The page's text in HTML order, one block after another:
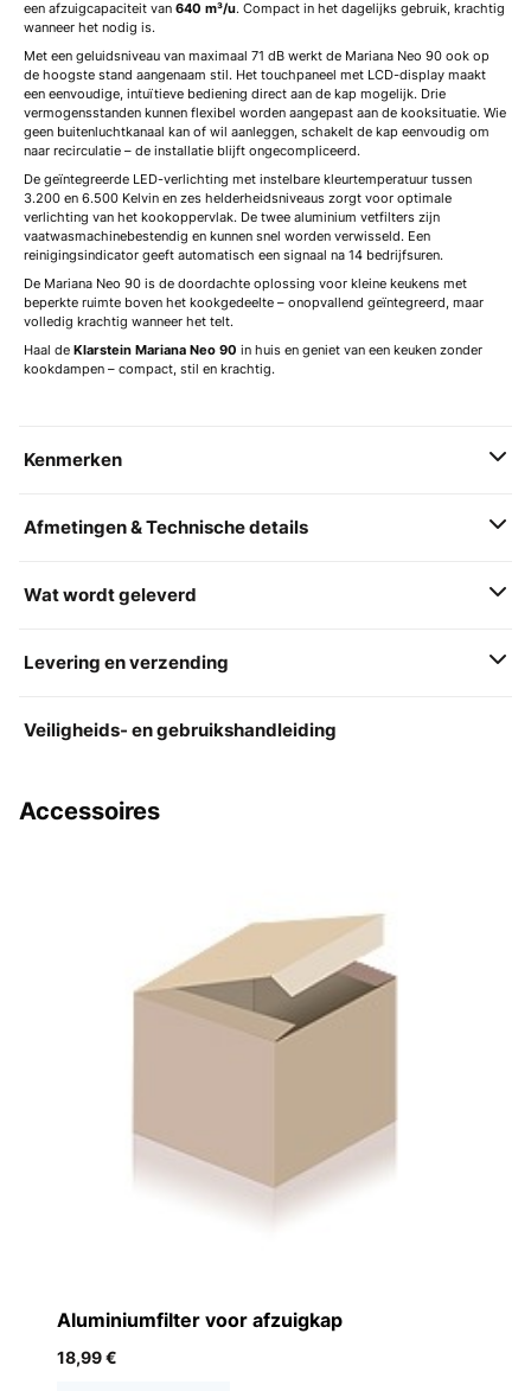
een afzuigcapaciteit van 640 m³/u. Compact in het dagelijks gebruik, krachtig
wanneer het nodig is.
Met een geluidsniveau van maximaal 71 dB werkt de Mariana Neo 90 ook op
de hoogste stand aangenaam stil. Het touchpaneel met LCD-display maakt
een eenvoudige, intuïtieve bediening direct aan de kap mogelijk. Drie
vermogensstanden kunnen flexibel worden aangepast aan de kooksituatie. Wie
geen buitenluchtkanaal kan of wil aanleggen, schakelt de kap eenvoudig om
naar recirculatie – de installatie blijft ongecompliceerd.
De geïntegreerde LED-verlichting met instelbare kleurtemperatuur tussen
3.200 en 6.500 Kelvin en zes helderheidsniveaus zorgt voor optimale
verlichting van het kookoppervlak. De twee aluminium vetfilters zijn
vaatwasmachinebestendig en kunnen snel worden verwisseld. Een
reinigingsindicator geeft automatisch een signaal na 14 bedrijfsuren.
De Mariana Neo 90 is de doordachte oplossing voor kleine keukens met
beperkte ruimte boven het kookgedeelte – onopvallend geïntegreerd, maar
volledig krachtig wanneer het telt.
Haal de Klarstein Mariana Neo 90 in huis en geniet van een keuken zonder
kookdampen – compact, stil en krachtig.
Kenmerken
Afmetingen & Technische details
Wat wordt geleverd
Levering en verzending
Veiligheids- en gebruikshandleiding
Accessoires
Aluminiumfilter voor afzuigkap
18,99 €